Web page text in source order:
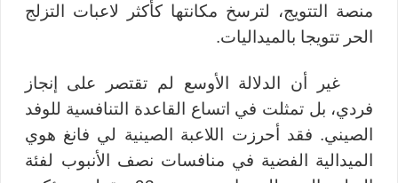
منصة التتويج، لترسخ مكانتها كأكثر لاعبات التزلج
الحر تتويجا بالميداليات.
غير أن الدلالة الأوسع لم تقتصر على إنجاز
فردي، بل تمثلت في اتساع القاعدة التنافسية للوفد
الصيني. فقد أحرزت اللاعبة الصينية لي فانغ هوي
الميدالية الفضية في منافسات نصف الأنبوب لفئة